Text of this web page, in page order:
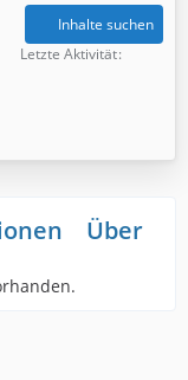
Inhalte suchen
Letzte Aktivität
Über